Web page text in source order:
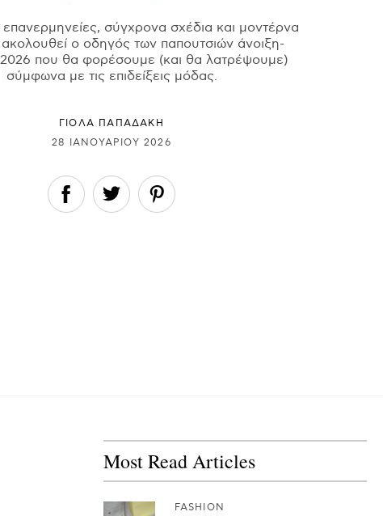
σύγχρονα σχέδια και μοντέρνα
ο οδηγός των παπουτσιών άνοιξη-
2026 που θα φορέσουμε (και θα λατρέψουμε)
σύμφωνα με τις επιδείξεις μόδας.
ΓΙΌΛΑ ΠΑΠΑΔΆΚΗ
28 ΙΑΝΟΥΑΡΊΟΥ 2026
Most Read Articles
FASHION